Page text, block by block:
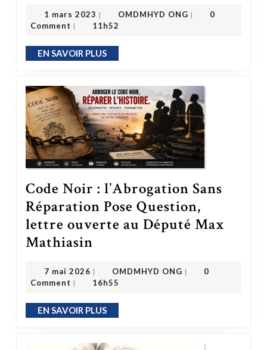
1 mars 2023 1 mars 2023
| OMDMHYD ONG |
0
Comment | 11h52
EN SAVOIR PLUSEN SAVOIR PLUS
Code Noir : l’Abrogation Sans
Réparation Pose Question,
lettre ouverte au Député Max
Mathiasin
7 mai 2026 | OMDMHYD ONG |
0
Comment | 16h55
EN SAVOIR PLUSEN SAVOIR PLUS